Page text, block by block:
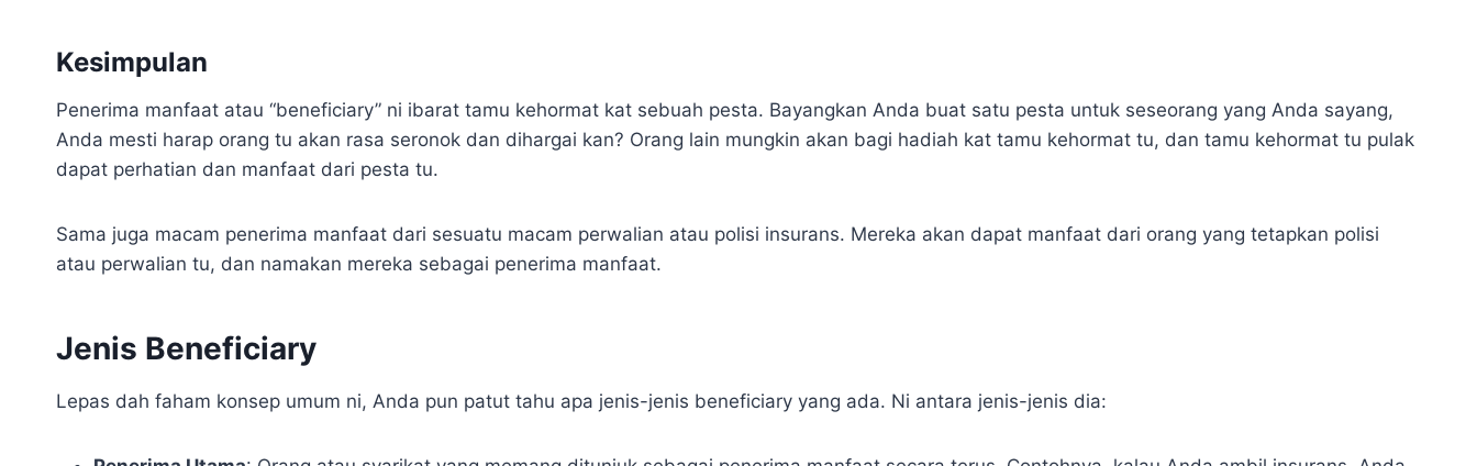
Kesimpulan
Penerima manfaat atau “beneficiary” ni ibarat tamu kehormat kat sebuah pesta. Bayangkan Anda buat satu pesta untuk seseorang yang Anda sayang,
Anda mesti harap orang tu akan rasa seronok dan dihargai kan? Orang lain mungkin akan bagi hadiah kat tamu kehormat tu, dan tamu kehormat tu pulak
dapat perhatian dan manfaat dari pesta tu.
Sama juga macam penerima manfaat dari sesuatu macam perwalian atau polisi insurans. Mereka akan dapat manfaat dari orang yang tetapkan polisi
atau perwalian tu, dan namakan mereka sebagai penerima manfaat.
Jenis Beneficiary
Lepas dah faham konsep umum ni, Anda pun patut tahu apa jenis-jenis beneficiary yang ada. Ni antara jenis-jenis dia: